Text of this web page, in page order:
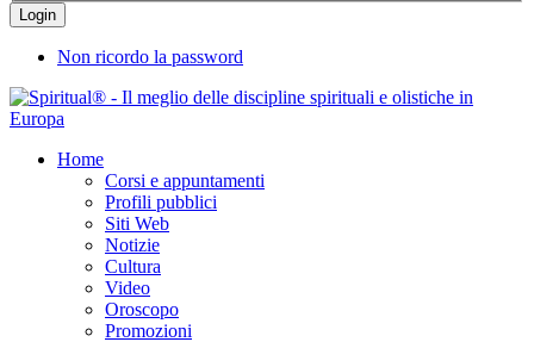
Non ricordo la password
Home
Corsi e appuntamenti
Profili pubblici
Siti Web
Notizie
Cultura
Video
Oroscopo
Promozioni